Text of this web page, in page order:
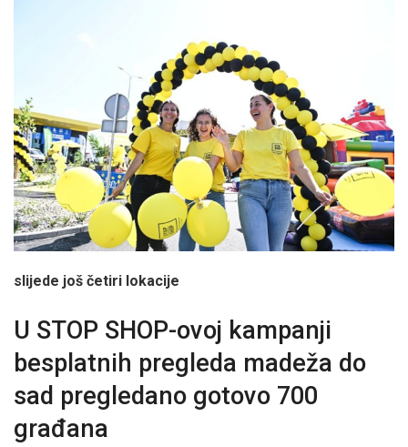
slijede još četiri lokacije
U STOP SHOP-ovoj kampanji
besplatnih pregleda madeža do
sad pregledano gotovo 700
građana